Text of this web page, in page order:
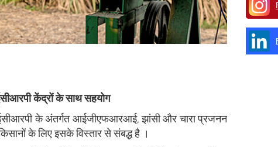
केंद्रों के साथ सहयोग
के अंतर्गत आईजीएफआरआई, झांसी और चारा प्रजनन
के लिए इसके विस्तार से संबद्ध है ।